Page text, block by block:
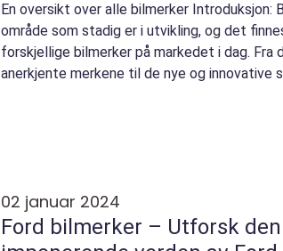
En oversikt over alle bilmerker Introduksjon:
område som stadig er i utvikling, og det
forskjellige bilmerker på markedet i dag. Fra
anerkjente merkene til de nye og innovative
02 januar 2024
Ford bilmerker – Utforsk den